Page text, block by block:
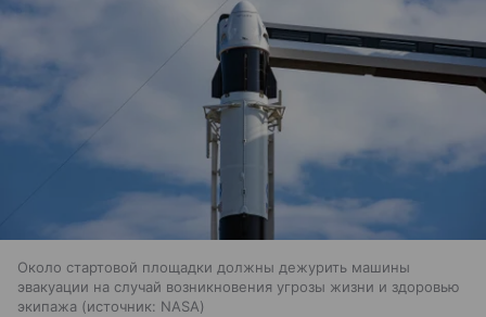
Около стартовой площадки должны дежурить машины
эвакуации на случай возникновения угрозы жизни и здоровью
экипажа
источник: NASA